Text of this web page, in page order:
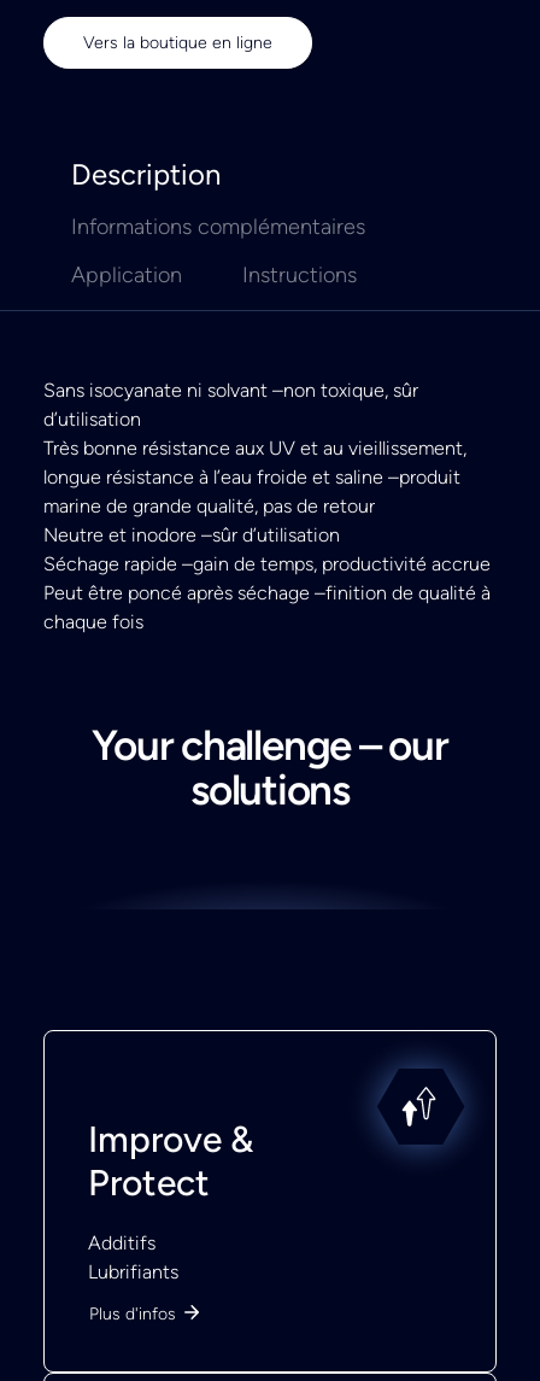
Vers la boutique en ligne
Description
Informations complémentaires
Application
Instructions
Sans isocyanate ni solvant –non toxique, sûr
d’utilisation
Très bonne résistance aux UV et au vieillissement,
longue résistance à l’eau froide et saline –produit
marine de grande qualité, pas de retour
Neutre et inodore –sûr d’utilisation
Séchage rapide –gain de temps, productivité accrue
Peut être poncé après séchage –finition de qualité à
chaque fois
Your challenge – our
solutions
Improve &
Protect
Additifs
Lubrifiants
Plus d'infos